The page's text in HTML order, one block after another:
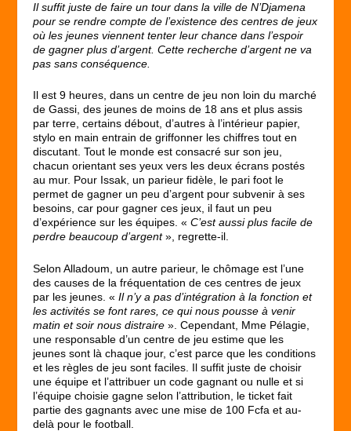
Il suffit juste de faire un tour dans la ville de N’Djamena
pour se rendre compte de l’existence des centres de jeux
où les jeunes viennent tenter leur chance dans l’espoir
de gagner plus d’argent. Cette recherche d’argent ne va
pas sans conséquence.
Il est 9 heures, dans un centre de jeu non loin du marché
de Gassi, des jeunes de moins de 18 ans et plus assis
par terre, certains débout, d’autres à l’intérieur papier,
stylo en main entrain de griffonner les chiffres tout en
discutant. Tout le monde est consacré sur son jeu,
chacun orientant ses yeux vers les deux écrans postés
au mur. Pour Issak, un parieur fidèle, le pari foot le
permet de gagner un peu d’argent pour subvenir à ses
besoins, car pour gagner ces jeux, il faut un peu
d’expérience sur les équipes. «C’est aussi plus facile de
perdre beaucoup d’argent», regrette-il.
Selon Alladoum, un autre parieur, le chômage est l’une
des causes de la fréquentation de ces centres de jeux
par les jeunes. «Il n’y a pas d’intégration à la fonction et
les activités se font rares, ce qui nous pousse à venir
matin et soir nous distraire». Cependant, Mme Pélagie,
une responsable d’un centre de jeu estime que les
jeunes sont là chaque jour, c’est parce que les conditions
et les règles de jeu sont faciles. Il suffit juste de choisir
une équipe et l’attribuer un code gagnant ou nulle et si
l’équipe choisie gagne selon l’attribution, le ticket fait
partie des gagnants avec une mise de 100 Fcfa et au-
delà pour le football.